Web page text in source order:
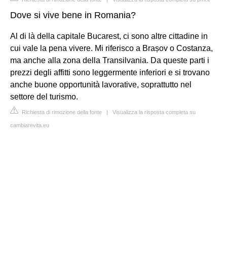
Dove si vive bene in Romania?
Al di là della capitale Bucarest, ci sono altre cittadine in
cui vale la pena vivere. Mi riferisco a Brașov o Costanza,
ma anche alla zona della Transilvania. Da queste parti i
prezzi degli affitti sono leggermente inferiori e si trovano
anche buone opportunità lavorative, soprattutto nel
settore del turismo.
Richiesta di rimozione della fonte | Visualizza la risposta completa su
cambiarevita.eu